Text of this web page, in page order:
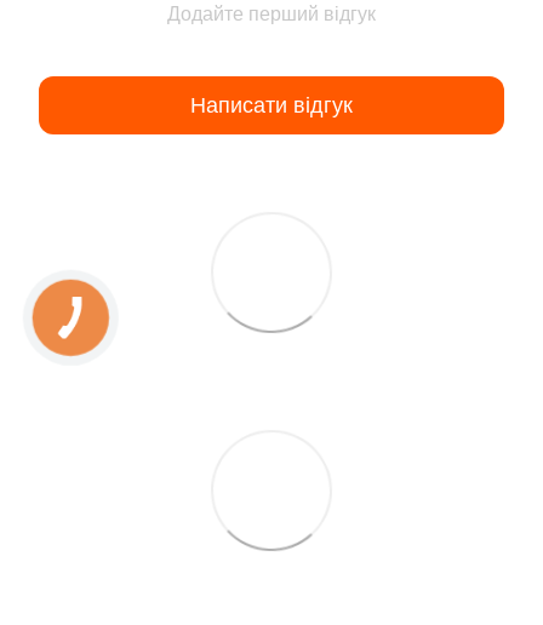
Додайте перший відгук
Написати відгук